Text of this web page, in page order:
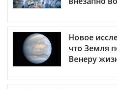
Новое
что Земля
Венеру